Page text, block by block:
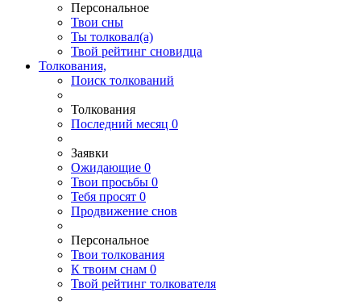
Персональное
Твои сны
Ты толковал(а)
Твой рейтинг сновидца
Толкования,
Поиск толкований
Толкования
Последний месяц 0
Заявки
Ожидающие 0
Твои просьбы 0
Тебя просят 0
Продвижение снов
Персональное
Твои толкования
К твоим снам 0
Твой рейтинг толкователя